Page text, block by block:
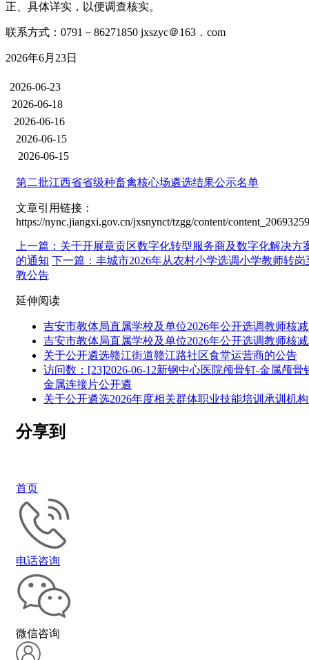
正、具体详实，以便调查核实。
联系方式：0791－86271850 jxszyc＠163．com
2026年6月23日
2026-06-23
2026-06-18
2026-06-16
2026-06-15
2026-06-15
第二批江西省省级种畜禽核心场遴选结果公示名单
文章引用链接：
https://nync.jiangxi.gov.cn/jxsnynct/tzgg/content/
上一篇：关于开展章贡区数字化转型服务商及数字化解决方
的通知 下一篇：丰城市2026年从农村小学选调小学教师转
教公告
延伸阅读
吉安市教体局直属学校及单位2026年公开选调教师核
吉安市教体局直属学校及单位2026年公开选调教师核
关于公开遴选赣江街道赣江路社区食堂运营商的公告
访问数：[23]2026-06-12新钢中心医院颅骨钉-金属颅骨
金属连接片公开遴
关于公开遴选2026年度相关群体职业技能培训承训机
分享到
首页
电话咨询
微信咨询